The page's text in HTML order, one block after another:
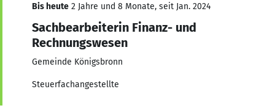
Bis heute 2 Jahre und 8 Monate, seit Jan. 2024
Sachbearbeiterin Finanz- und
Rechnungswesen
Gemeinde Königsbronn
Steuerfachangestellte